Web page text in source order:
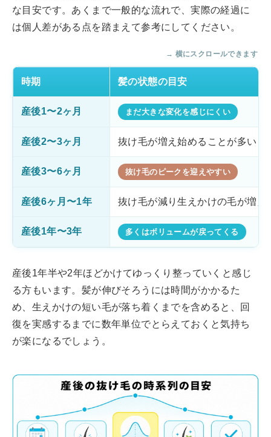
な目安です。あくまで一般的な流れで、実際の経過に
は個人差がある点を踏まえて参考にしてください。
→ 横にスクロールできます
時期 髪の状態の目安
産後1〜2ヶ月 まだ大きな変化を感じにくい
産後2〜3ヶ月 抜け毛が増え始めることが多い
産後3〜6ヶ月 抜け毛のピークを迎えやすい
産後6ヶ月〜1年 抜け毛が減り生えかけの毛が増え
産後1年〜3年 多くはボリュームが戻ってくる
産後1年半や2年ほどかけてゆっくり整っていくと感じ
る方もいます。髪が伸びそろうには時間がかかるた
め、生えかけの短い毛が落ち着くまでを含めると、回
復を実感するまでに数年単位でとらえておくと気持ち
が楽になるでしょう。